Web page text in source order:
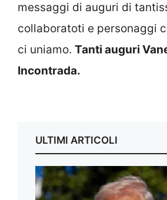
messaggi di auguri di
collaboratoti e personaggi
ci uniamo. Tanti auguri
Incontrada.
ULTIMI ARTICOLI